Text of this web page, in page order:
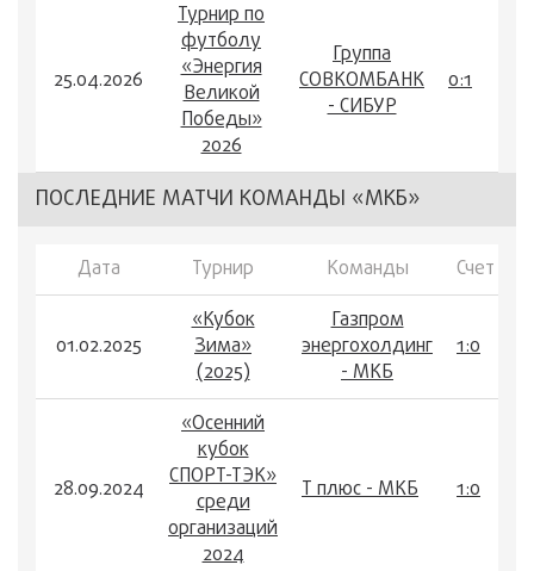
25.04.2026
Турнир по
футболу
«Энергия
Великой
Победы»
2026
Группа
СОВКОМБАНК
- СИБУР
0:1
ПОСЛЕДНИЕ МАТЧИ КОМАНДЫ «МКБ»
Дата Турнир Команды Счет
01.02.2025
«Кубок
Зима»
(2025)
Газпром
энергохолдинг
- МКБ
1:0
28.09.2024
«Осенний
кубок
СПОРТ-ТЭК»
среди
организаций
2024
Т плюс - МКБ 1:0